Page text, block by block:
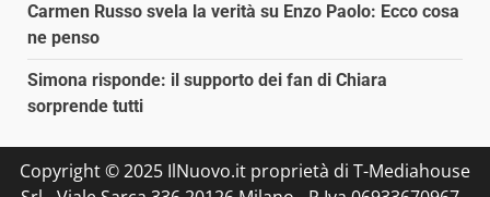
Carmen Russo svela la verità su Enzo Paolo: Ecco cosa
ne penso
Simona risponde: il supporto dei fan di Chiara
sorprende tutti
Copyright © 2025 IlNuovo.it proprietà di T-Mediahouse